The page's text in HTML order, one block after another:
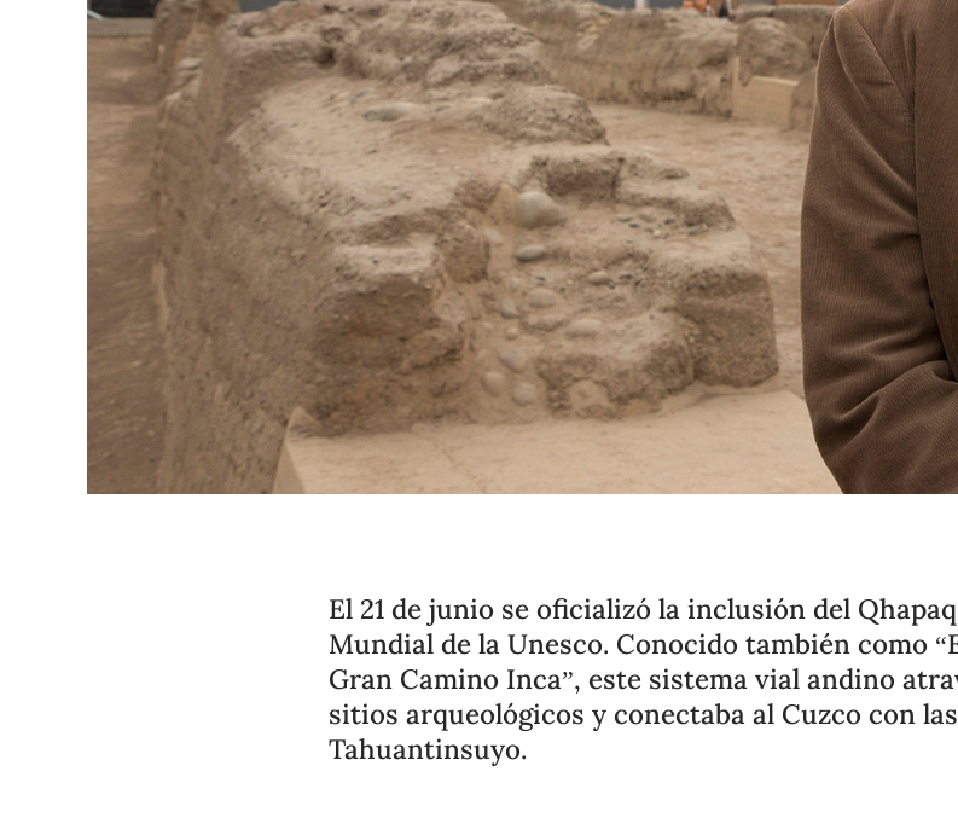
El 21 de junio se oficializó la inclusión del
Mundial de la Unesco. Conocido también como
Gran Camino Inca”, este sistema vial andino
sitios arqueológicos y conectaba al Cuzco con
Tahuantinsuyo.